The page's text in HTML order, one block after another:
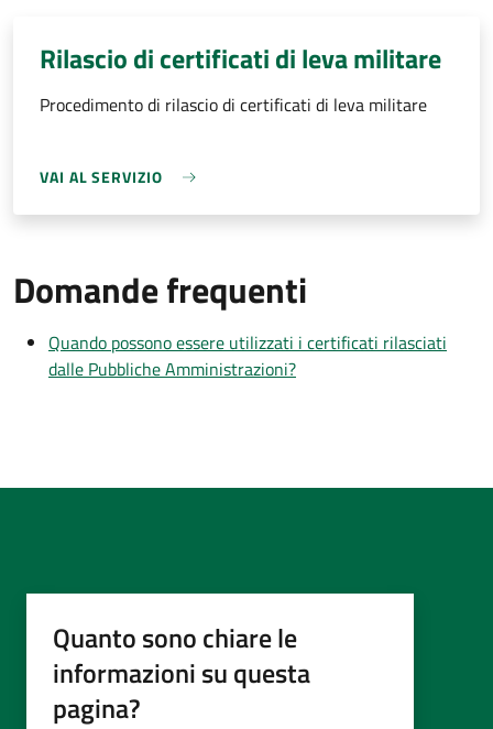
Rilascio di certificati di leva militare
Procedimento di rilascio di certificati di leva militare
VAI AL SERVIZIO
Domande frequenti
Quando possono essere utilizzati i certificati rilasciati
dalle Pubbliche Amministrazioni?
Quanto sono chiare le
informazioni su questa
pagina?